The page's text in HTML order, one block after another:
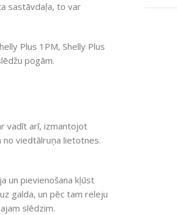
sastāvdaļa, to var
Plus 1PM, Shelly Plus
pogām.
vadīt arī, izmantojot
no viedtālruņa lietotnes.
un pievienošana kļūst
galda, un pēc tam releju
slēdzim.